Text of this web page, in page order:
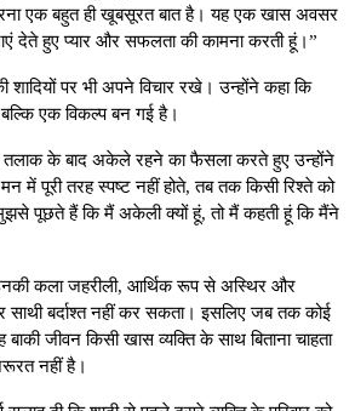
एक बहुत ही खूबसूरत बात है। यह एक खास अवसर
देते हुए प्यार और सफलता की कामना करती हूं।”
पर भी अपने विचार रखे। उन्होंने कहा कि
एक विकल्प बन गई है।
तलाक के बाद अकेले रहने का फैसला करते हुए उन्होंने
में पूरी तरह स्पष्ट नहीं होते, तब तक किसी रिश्ते को
पूछते हैं कि मैं अकेली क्यों हूं, तो मैं कहती हूं कि मैंने
कला जहरीली, आर्थिक रूप से अस्थिर और
साथी बर्दाश्त नहीं कर सकता। इसलिए जब तक कोई
बाकी जीवन किसी खास व्यक्ति के साथ बिताना चाहता
नहीं है।